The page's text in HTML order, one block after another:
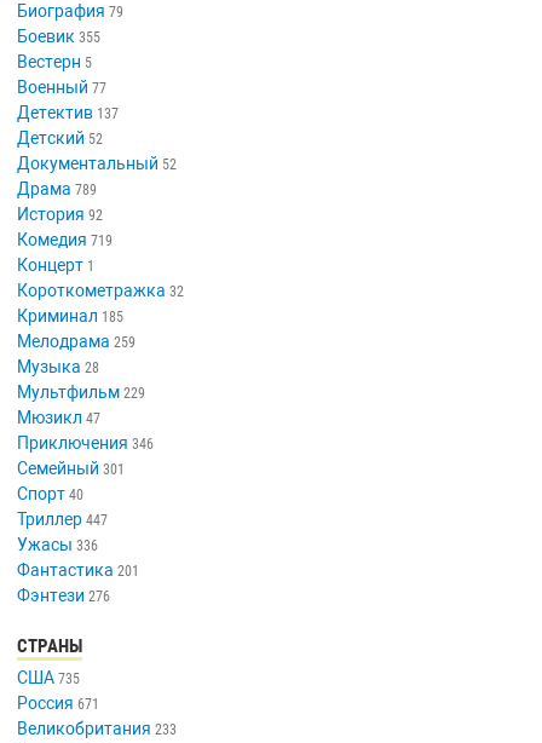
Биография 79
Боевик 355
Вестерн 5
Военный 77
Детектив 137
Детский 52
Документальный 52
Драма 789
История 92
Комедия 719
Концерт 1
Короткометражка 32
Криминал 185
Мелодрама 259
Музыка 28
Мультфильм 229
Мюзикл 47
Приключения 346
Семейный 301
Спорт 40
Триллер 447
Ужасы 336
Фантастика 201
Фэнтези 276
СТРАНЫ
США 735
Россия 671
Великобритания 233